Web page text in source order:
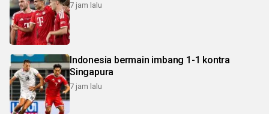
7 jam lalu
Indonesia bermain imbang 1-1 kontra
Singapura
7 jam lalu